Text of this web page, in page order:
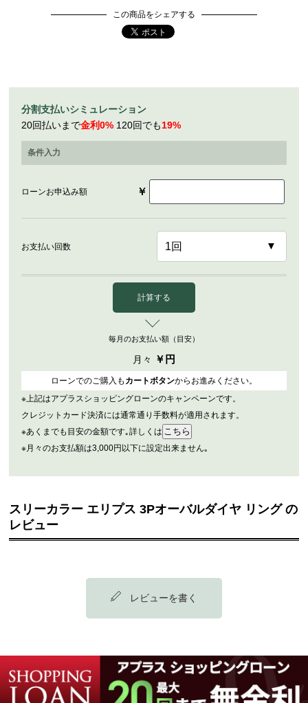
この商品をシェアする
分割支払いシミュレーション
20回払いまで金利0% 120回でも19%
条件入力
ローンお申込み額 ￥
お支払い回数
計算する
毎月のお支払い額（目安）
月々 ￥ 円
ローンでのご購入も カートボタンからお進みください。
※上記はアプラスショッピングローンのキャンペーンです。
クレジットカード決済には通常通り手数料が適用されます。
※あくまでも目安の金額です｡詳しくは
※月々のお支払額は3,000円以下に設定出来ません｡
スリーカラー エリプス 3Pオーバルダイヤ リング の
レビュー
レビューを書く